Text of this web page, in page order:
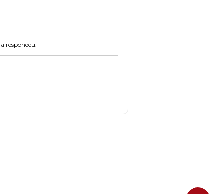
respondeu.